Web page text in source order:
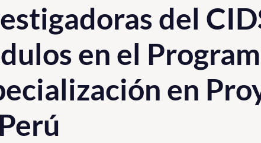
del
en el
en